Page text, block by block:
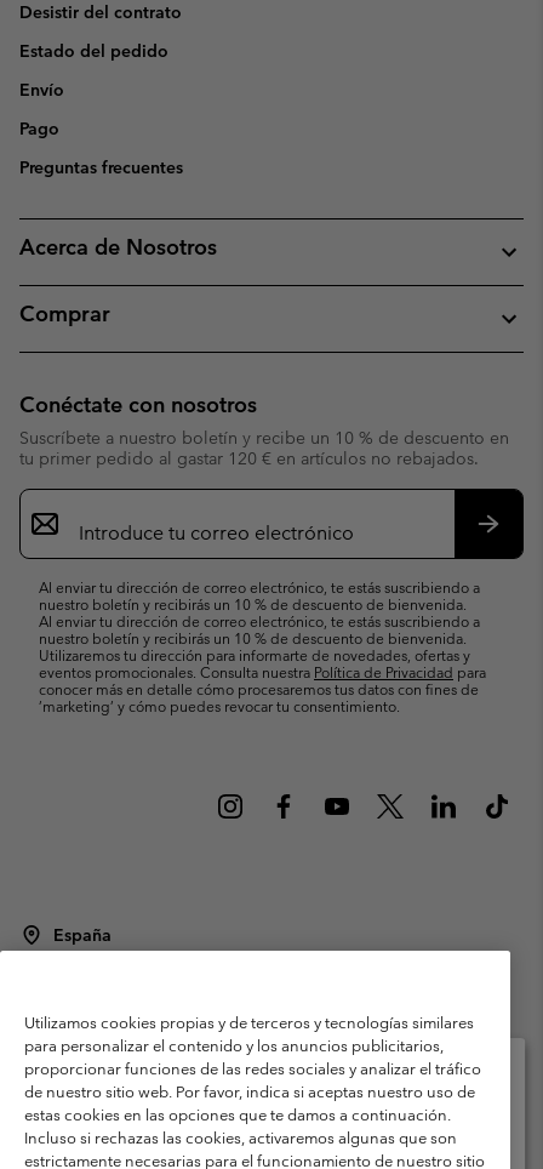
Desistir del contrato
Estado del pedido
Envío
Pago
Preguntas frecuentes
Acerca de Nosotros
Comprar
Conéctate con nosotros
Suscríbete a nuestro boletín y recibe un 10 % de descuento en
tu primer pedido al gastar 120 € en artículos no rebajados.
Suscripción
de
correo
Al enviar tu dirección de correo electrónico, te estás suscribiendo a
nuestro boletín y recibirás un 10 % de descuento de bienvenida.
Al enviar tu dirección de correo electrónico, te estás suscribiendo a
nuestro boletín y recibirás un 10 % de descuento de bienvenida.
Utilizaremos tu dirección para informarte de novedades, ofertas y
eventos promocionales. Consulta nuestra Política de Privacidad para
conocer más en detalle cómo procesaremos tus datos con fines de
’marketing’ y cómo puedes revocar tu consentimiento.
España
Condiciones de uso
Terminos de Venta
Garantía
Política de Privacidad
Términos y condiciones del programa de miembros
Términos De Uso Del Contenido Generado Por Los Usuarios
Utilizamos cookies propias y de terceros y tecnologías similares
para personalizar el contenido y los anuncios publicitarios,
proporcionar funciones de las redes sociales y analizar el tráfico
de nuestro sitio web. Por favor, indica si aceptas nuestro uso de
estas cookies en las opciones que te damos a continuación.
Incluso si rechazas las cookies, activaremos algunas que son
estrictamente necesarias para el funcionamiento de nuestro sitio
Selecciona tu país e idioma envío
Compras en línea disponibles